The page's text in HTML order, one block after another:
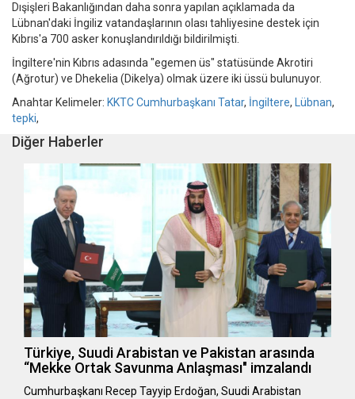
Dışişleri Bakanlığından daha sonra yapılan açıklamada da
Lübnan'daki İngiliz vatandaşlarının olası tahliyesine destek için
Kıbrıs'a 700 asker konuşlandırıldığı bildirilmişti.
İngiltere'nin Kıbrıs adasında "egemen üs" statüsünde Akrotiri
(Ağrotur) ve Dhekelia (Dikelya) olmak üzere iki üssü bulunuyor.
Anahtar Kelimeler: KKTC Cumhurbaşkanı Tatar, İngiltere, Lübnan,
tepki,
Diğer Haberler
Türkiye, Suudi Arabistan ve Pakistan arasında
“Mekke Ortak Savunma Anlaşması" imzalandı
Cumhurbaşkanı Recep Tayyip Erdoğan, Suudi Arabistan